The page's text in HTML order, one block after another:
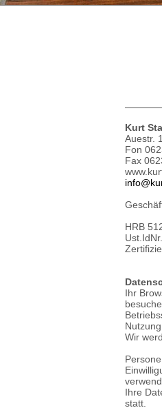
Kurt
Auestr.
Fon
Fax
HRB
Ihr
Wir
Ihre
statt.